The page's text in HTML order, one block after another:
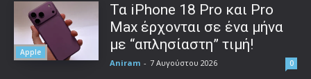
Apple
Τα iPhone 18 Pro και Pro
Max έρχονται σε ένα μήνα
με “απλησίαστη” τιμή!
Aniram - 7 Αυγούστου 2026 0